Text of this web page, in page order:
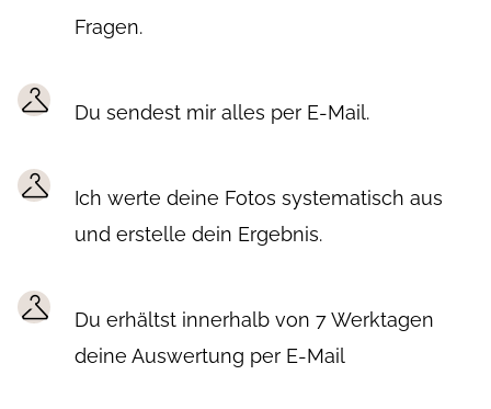
Fragen.
Du sendest mir alles per E-Mail.
Ich werte deine Fotos systematisch aus
und erstelle dein Ergebnis.
Du erhältst innerhalb von 7 Werktagen
deine Auswertung per E-Mail